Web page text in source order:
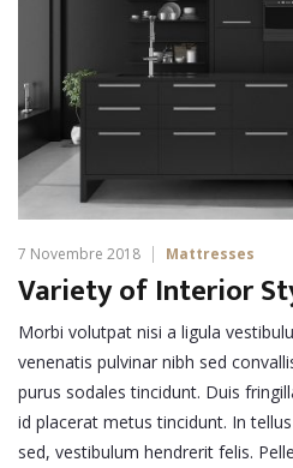
7 Novembre 2018 Mattresses
Variety of Interior
Morbi volutpat nisi a ligula
venenatis pulvinar nibh sed
purus sodales tincidunt. Duis
id placerat metus tincidunt. In
sed, vestibulum hendrerit felis.